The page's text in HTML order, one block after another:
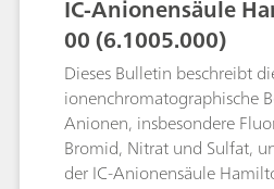
Anionen und Kationen
Ionenchromatographie,
Voltammetrie, chemischer
(CSB), Wasserhärte, freies
andere Wasserinhaltsstoffe.
IC-Anionensäule
00 (6.1005.000)
Dieses Bulletin beschreibt
ionenchromatographische
Anionen, insbesondere
Bromid, Nitrat und Sulfat,
der IC-Anionensäule